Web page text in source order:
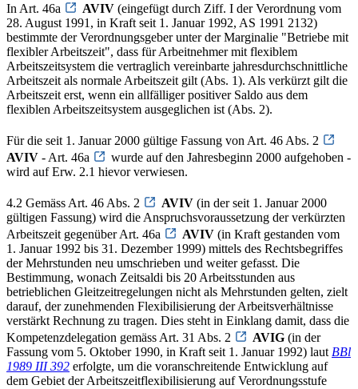
In Art. 46a AVIV (eingefügt durch Ziff. I der Verordnung vom
28. August 1991, in Kraft seit 1. Januar 1992, AS 1991 2132)
bestimmte der Verordnungsgeber unter der Marginalie "Betriebe mit
flexibler Arbeitszeit", dass für Arbeitnehmer mit flexiblem
Arbeitszeitsystem die vertraglich vereinbarte jahresdurchschnittliche
Arbeitszeit als normale Arbeitszeit gilt (Abs. 1). Als verkürzt gilt die
Arbeitszeit erst, wenn ein allfälliger positiver Saldo aus dem
flexiblen Arbeitszeitsystem ausgeglichen ist (Abs. 2).
Für die seit 1. Januar 2000 gültige Fassung von Art. 46 Abs. 2
AVIV - Art. 46a
wurde auf den Jahresbeginn 2000 aufgehoben -
wird auf Erw. 2.1 hievor verwiesen.
4.2 Gemäss Art. 46 Abs. 2 AVIV (in der seit 1. Januar 2000
gültigen Fassung) wird die Anspruchsvoraussetzung der verkürzten
Arbeitszeit gegenüber Art. 46a
AVIV (in Kraft gestanden vom
1. Januar 1992 bis 31. Dezember 1999) mittels des Rechtsbegriffes
der Mehrstunden neu umschrieben und weiter gefasst. Die
Bestimmung, wonach Zeitsaldi bis 20 Arbeitsstunden aus
betrieblichen Gleitzeitregelungen nicht als Mehrstunden gelten, zielt
darauf, der zunehmenden Flexibilisierung der Arbeitsverhältnisse
verstärkt Rechnung zu tragen. Dies steht in Einklang damit, dass die
Kompetenzdelegation gemäss Art. 31 Abs. 2
AVIG (in der
Fassung vom 5. Oktober 1990, in Kraft seit 1. Januar 1992) laut BBl
1989 III 392 erfolgte, um die voranschreitende Entwicklung auf
dem Gebiet der Arbeitszeitflexibilisierung auf Verordnungsstufe